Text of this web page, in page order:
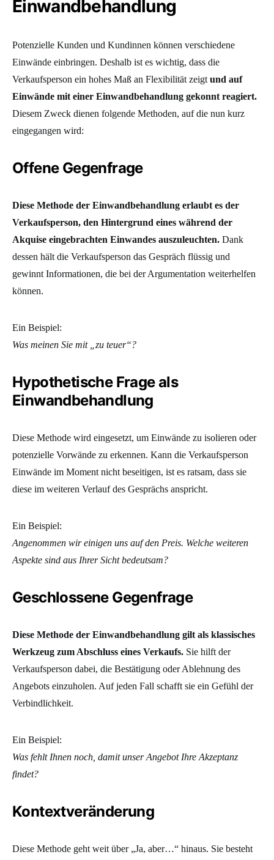
Einwandbehandlung
Potenzielle Kunden und Kundinnen können verschiedene
Einwände einbringen. Deshalb ist es wichtig, dass die
Verkaufsperson ein hohes Maß an Flexibilität zeigt und auf
Einwände mit einer Einwandbehandlung gekonnt reagiert.
Diesem Zweck dienen folgende Methoden, auf die nun kurz
eingegangen wird:
Offene Gegenfrage
Diese Methode der Einwandbehandlung erlaubt es der
Verkaufsperson, den Hintergrund eines während der
Akquise eingebrachten Einwandes auszuleuchten. Dank
dessen hält die Verkaufsperson das Gespräch flüssig und
gewinnt Informationen, die bei der Argumentation weiterhelfen
können.
Ein Beispiel:
Was meinen Sie mit „zu teuer“?
Hypothetische Frage als
Einwandbehandlung
Diese Methode wird eingesetzt, um Einwände zu isolieren oder
potenzielle Vorwände zu erkennen. Kann die Verkaufsperson
Einwände im Moment nicht beseitigen, ist es ratsam, dass sie
diese im weiteren Verlauf des Gesprächs anspricht.
Ein Beispiel:
Angenommen wir einigen uns auf den Preis. Welche weiteren
Aspekte sind aus Ihrer Sicht bedeutsam?
Geschlossene Gegenfrage
Diese Methode der Einwandbehandlung gilt als klassisches
Werkzeug zum Abschluss eines Verkaufs. Sie hilft der
Verkaufsperson dabei, die Bestätigung oder Ablehnung des
Angebots einzuholen. Auf jeden Fall schafft sie ein Gefühl der
Verbindlichkeit.
Ein Beispiel:
Was fehlt Ihnen noch, damit unser Angebot Ihre Akzeptanz
findet?
Kontextveränderung
Diese Methode geht weit über „Ja, aber…“ hinaus. Sie besteht